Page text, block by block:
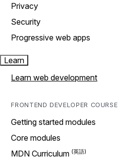
Privacy
Security
Progressive web apps
Learn
Learn web development
FRONTEND DEVELOPER COURSE
Getting started modules
Core modules
MDN Curriculum